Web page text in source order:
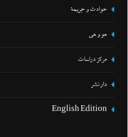
حوادث و جريمة
هو و هي
مركز دراسات
دار نشر
English Edition